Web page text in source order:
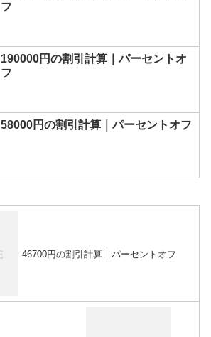
フ
190000円の割引計算｜パーセントオ
フ
58000円の割引計算｜パーセントオフ
46700円の割引計算｜パーセントオフ